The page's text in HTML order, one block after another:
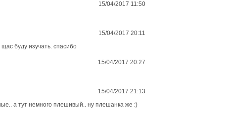
15/04/2017 11:50
15/04/2017 20:11
буду изучать. спасибо
15/04/2017 20:27
15/04/2017 21:13
а тут немного плешивый.. ну плешанка же :)